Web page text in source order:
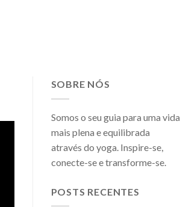
SOBRE NÓS
Somos o seu guia para uma vida
mais plena e equilibrada
através do yoga. Inspire-se,
conecte-se e transforme-se.
POSTS RECENTES